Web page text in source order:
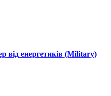
від енергетиків (Military)